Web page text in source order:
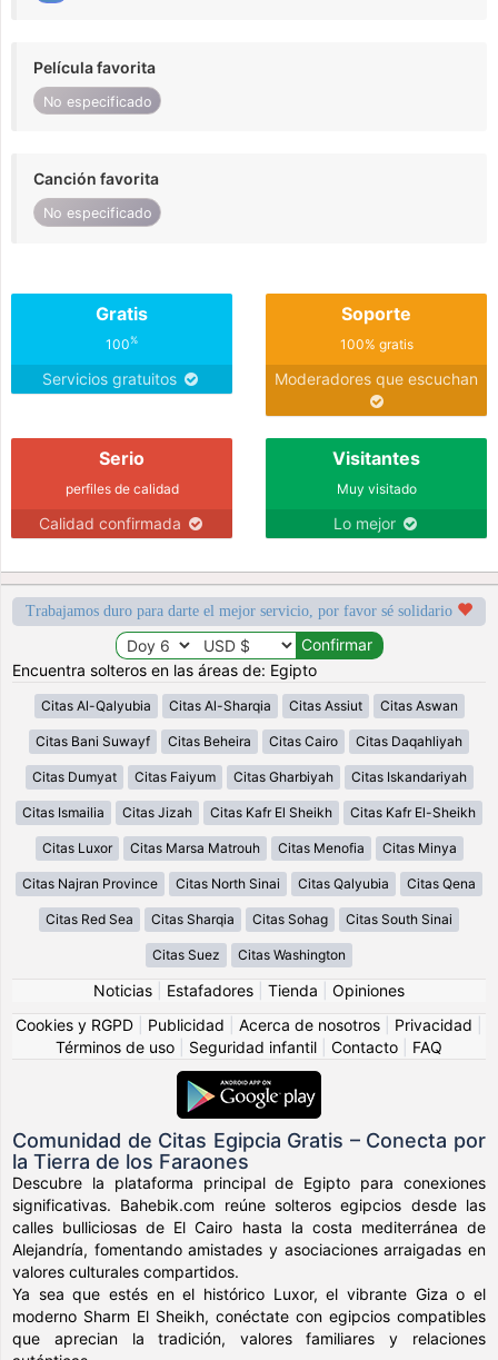
Película favorita
No especificado
Canción favorita
No especificado
Gratis
100%
Servicios gratuitos
Soporte
100% gratis
Moderadores que escuchan
Serio
perfiles de calidad
Calidad confirmada
Visitantes
Muy visitado
Lo mejor
Trabajamos duro para darte el mejor servicio, por favor sé solidario
Encuentra solteros en las áreas de: Egipto
Citas Al-Qalyubia Citas Al-Sharqia Citas Assiut Citas Aswan
Citas Bani Suwayf Citas Beheira Citas Cairo Citas Daqahliyah
Citas Dumyat Citas Faiyum Citas Gharbiyah Citas Iskandariyah
Citas Ismailia Citas Jizah Citas Kafr El Sheikh Citas Kafr El-Sheikh
Citas Luxor Citas Marsa Matrouh Citas Menofia Citas Minya
Citas Najran Province Citas North Sinai Citas Qalyubia Citas Qena
Citas Red Sea Citas Sharqia Citas Sohag Citas South Sinai
Citas Suez Citas Washington
Noticias Estafadores Tienda
Opiniones
Cookies y RGPD
Publicidad Acerca de nosotros Privacidad
Términos de uso
Seguridad infantil Contacto FAQ
Comunidad de Citas Egipcia Gratis – Conecta por
la Tierra de los Faraones
Descubre la plataforma principal de Egipto para conexiones
significativas. Bahebik.com reúne solteros egipcios desde las
calles bulliciosas de El Cairo hasta la costa mediterránea de
Alejandría, fomentando amistades y asociaciones arraigadas en
valores culturales compartidos.
Ya sea que estés en el histórico Luxor, el vibrante Giza o el
moderno Sharm El Sheikh, conéctate con egipcios compatibles
que aprecian la tradición, valores familiares y relaciones